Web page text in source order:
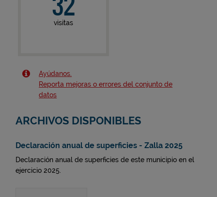
visitas
Ayúdanos.
Reporta mejoras o errores del conjunto de
datos
ARCHIVOS DISPONIBLES
Declaración anual de superficies - Zalla 2025
Declaración anual de superficies de este municipio en el
ejercicio 2025.